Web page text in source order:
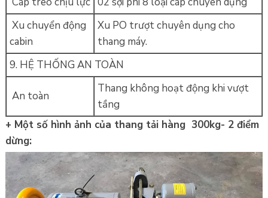
Xu chuyển động
cabin
Xu PO trượt chuyên dụng cho
thang máy.
9. HỆ THỐNG AN TOÀN
An toàn
Thang không hoạt động khi vượt
tầng
+ Một số hình ảnh của thang tải hàng 300kg- 2 điểm
dừng: